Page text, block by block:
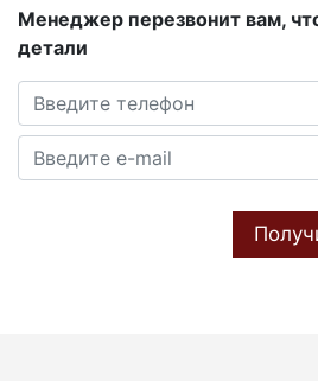
Менеджер перезвонит вам,
детали